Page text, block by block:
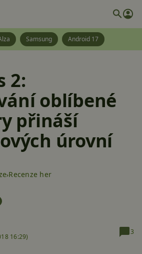
Samsung Android 17
2:
oblíbené
přináší
úrovní
Recenze her
16:29)
3